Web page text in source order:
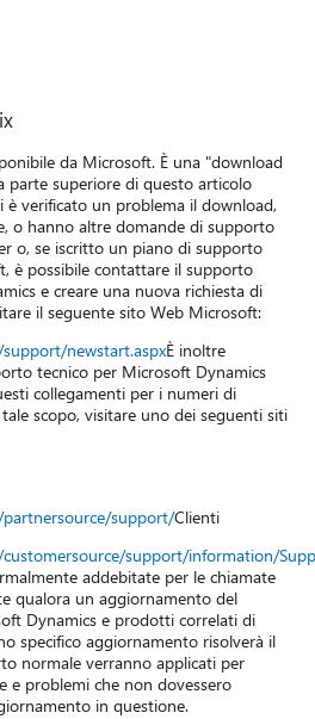
da Microsoft. È una "download
parte superiore di questo articolo
è verificato un problema il download,
o hanno altre domande di supporto
o, se iscritto un piano di supporto
è possibile contattare il supporto
e creare una nuova richiesta di
il seguente sito Web Microsoft:
newstart.aspxÈ inoltre
tecnico per Microsoft Dynamics
collegamenti per i numeri di
scopo, visitare uno dei seguenti siti
support/Clienti
support/information/
addebitate per le chiamate
qualora un aggiornamento del
Dynamics e prodotti correlati di
specifico aggiornamento risolverà il
normale verranno applicati per
e problemi che non dovessero
in questione.